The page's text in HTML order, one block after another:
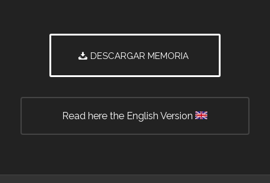
DESCARGAR MEMORIA
Read here the English Version